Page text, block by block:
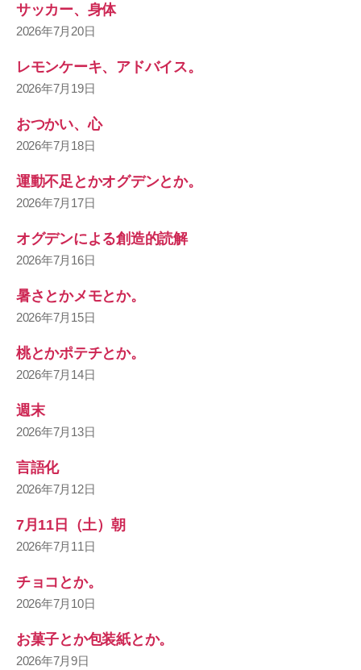
サッカー、身体
2026年7月20日
レモンケーキ、アドバイス。
2026年7月19日
おつかい、心
2026年7月18日
運動不足とかオグデンとか。
2026年7月17日
オグデンによる創造的読解
2026年7月16日
暑さとかメモとか。
2026年7月15日
桃とかポテチとか。
2026年7月14日
週末
2026年7月13日
言語化
2026年7月12日
7月11日（土）朝
2026年7月11日
チョコとか。
2026年7月10日
お菓子とか包装紙とか。
2026年7月9日